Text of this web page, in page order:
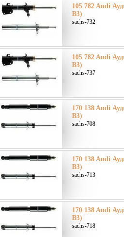
105 782 Audi
B3)
sachs-732
105 782 Audi
B3)
sachs-737
170 138 Audi
B3)
sachs-708
170 138 Audi
B3)
sachs-713
170 138 Audi
B3)
sachs-718